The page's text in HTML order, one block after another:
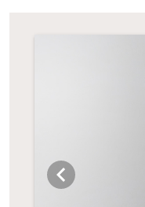
chevron_left